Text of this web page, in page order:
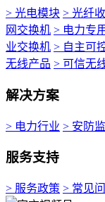
> 光电模块 > 光纤
网交换机 > 电力专
业交换机 > 自主可
无线产品 > 可信无
解决方案
> 电力行业 > 安防
服务支持
> 服务政策 > 常见